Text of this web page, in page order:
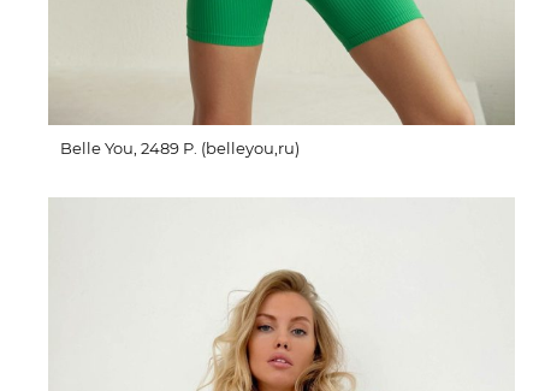
Belle You, 2489 P. (belleyou,ru)